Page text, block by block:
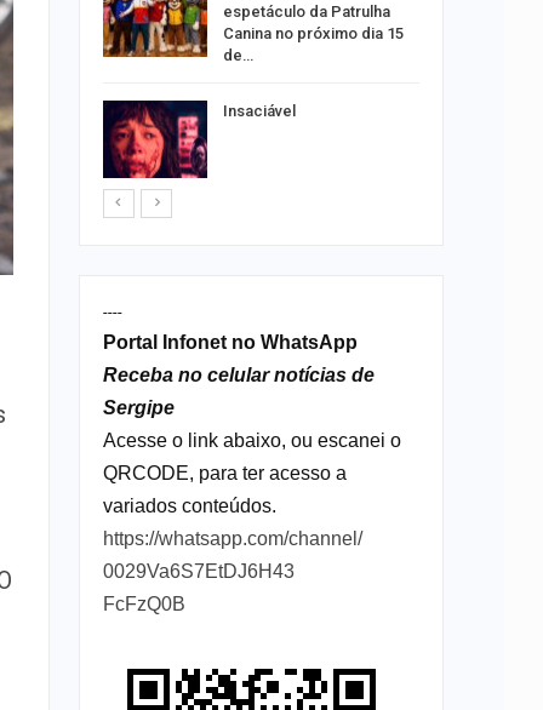
espetáculo da Patrulha
Canina no próximo dia 15
de…
Insaciável
----
Portal Infonet no WhatsApp
Receba no celular notícias de
Sergipe
Acesse o link abaixo, ou escanei o
QRCODE, para ter acesso a
variados conteúdos.
https://whatsapp.com/channel/
0029Va6S7EtDJ6H43
FcFzQ0B